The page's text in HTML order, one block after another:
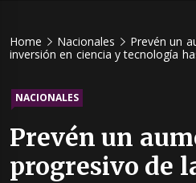
Home Nacionales
Prevén un
inversión en ciencia y tecnología
NACIONALES
Prevén un
progresivo de